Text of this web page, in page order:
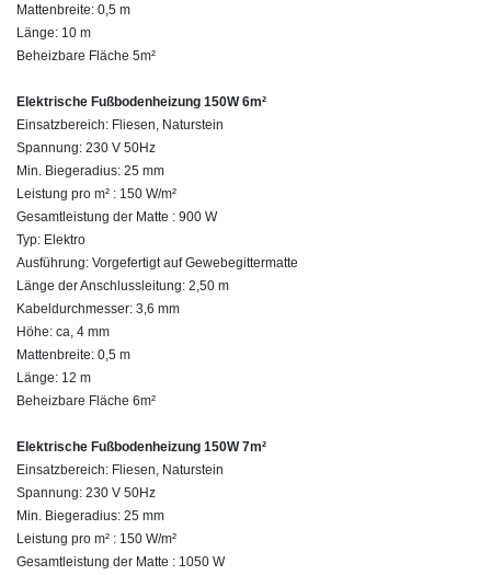
Mattenbreite: 0,5 m
Länge: 10 m
Beheizbare Fläche 5m²
Elektrische Fußbodenheizung 150W 6m²
Einsatzbereich: Fliesen, Naturstein
Spannung: 230 V 50Hz
Min. Biegeradius: 25 mm
Leistung pro m² : 150 W/m²
Gesamtleistung der Matte : 900 W
Typ: Elektro
Ausführung: Vorgefertigt auf Gewebegittermatte
Länge der Anschlussleitung: 2,50 m
Kabeldurchmesser: 3,6 mm
Höhe: ca, 4 mm
Mattenbreite: 0,5 m
Länge: 12 m
Beheizbare Fläche 6m²
Elektrische Fußbodenheizung 150W 7m²
Einsatzbereich: Fliesen, Naturstein
Spannung: 230 V 50Hz
Min. Biegeradius: 25 mm
Leistung pro m² : 150 W/m²
Gesamtleistung der Matte : 1050 W